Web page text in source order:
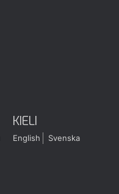
KIELI
English Svenska